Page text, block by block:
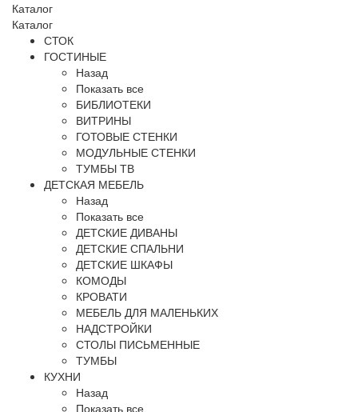
Каталог
Каталог
СТОК
ГОСТИНЫЕ
Назад
Показать все
БИБЛИОТЕКИ
ВИТРИНЫ
ГОТОВЫЕ СТЕНКИ
МОДУЛЬНЫЕ СТЕНКИ
ТУМБЫ ТВ
ДЕТСКАЯ МЕБЕЛЬ
Назад
Показать все
ДЕТСКИЕ ДИВАНЫ
ДЕТСКИЕ СПАЛЬНИ
ДЕТСКИЕ ШКАФЫ
КОМОДЫ
КРОВАТИ
МЕБЕЛЬ ДЛЯ МАЛЕНЬКИХ
НАДСТРОЙКИ
СТОЛЫ ПИСЬМЕННЫЕ
ТУМБЫ
КУХНИ
Назад
Показать все